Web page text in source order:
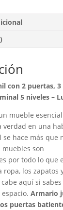
con 2 puertas, 3
5 niveles –
mueble
verdad en una
hace más que
muebles son
por todo lo que
ropa, los zapatos
aquí si sabes
Armario
puertas